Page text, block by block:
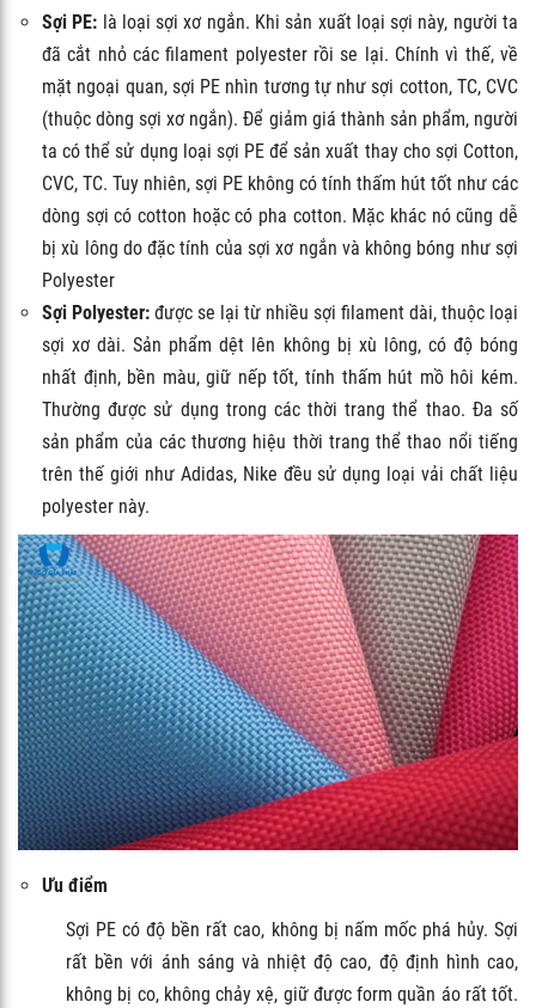
Sợi PE: là loại sợi xơ ngắn. Khi sản xuất loại sợi này, người ta
đã cắt nhỏ các filament polyester rồi se lại. Chính vì thế, về
mặt ngoại quan, sợi PE nhìn tương tự như sợi cotton, TC, CVC
(thuộc dòng sợi xơ ngắn). Để giảm giá thành sản phẩm, người
ta có thể sử dụng loại sợi PE để sản xuất thay cho sợi Cotton,
CVC, TC. Tuy nhiên, sợi PE không có tính thấm hút tốt như các
dòng sợi có cotton hoặc có pha cotton. Mặc khác nó cũng dễ
bị xù lông do đặc tính của sợi xơ ngắn và không bóng như sợi
Polyester
Sợi Polyester: được se lại từ nhiều sợi filament dài, thuộc loại
sợi xơ dài. Sản phẩm dệt lên không bị xù lông, có độ bóng
nhất định, bền màu, giữ nếp tốt, tính thấm hút mồ hôi kém.
Thường được sử dụng trong các thời trang thể thao. Đa số
sản phẩm của các thương hiệu thời trang thể thao nổi tiếng
trên thế giới như Adidas, Nike đều sử dụng loại vải chất liệu
polyester này.
Ưu điểm
Sợi PE có độ bền rất cao, không bị nấm mốc phá hủy. Sợi
rất bền với ánh sáng và nhiệt độ cao, độ định hình cao,
không bị co, không chảy xệ, giữ được form quần áo rất tốt.